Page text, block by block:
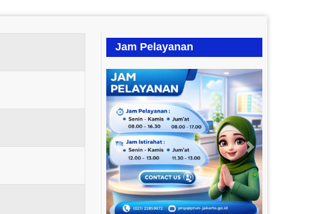
Jam Pelayanan
Previous Next